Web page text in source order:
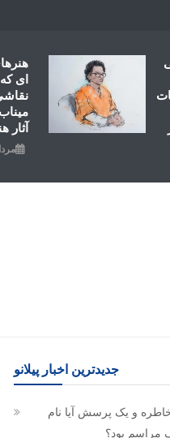
ای
آثار
مرداد
جدیدترین اخبار پیلانو
خاطره و یک پرسش آیا نام
مراسم بود؟